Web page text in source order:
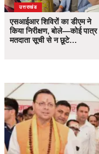
उत्तराखंड
एसआईआर शिविरों का डीएम ने
किया निरीक्षण, बोले—कोई पात्र
मतदाता सूची से न छूटे…